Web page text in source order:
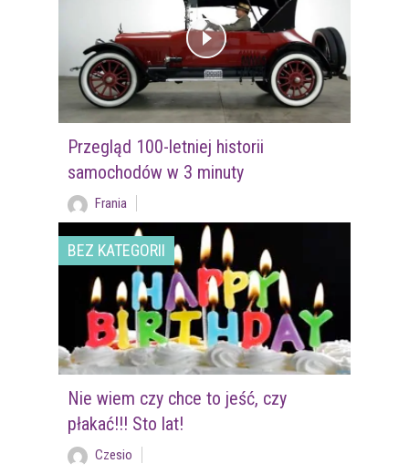
Przegląd 100-letniej historii
samochodów w 3 minuty
Frania
BEZ KATEGORII
Nie wiem czy chce to jeść, czy
płakać!!! Sto lat!
Czesio